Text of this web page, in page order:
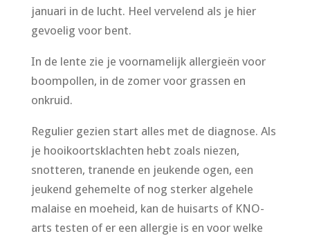
januari in de lucht. Heel vervelend als je hier
gevoelig voor bent.
In de lente zie je voornamelijk allergieën voor
boompollen, in de zomer voor grassen en
onkruid.
Regulier gezien start alles met de diagnose. Als
je hooikoortsklachten hebt zoals niezen,
snotteren, tranende en jeukende ogen, een
jeukend gehemelte of nog sterker algehele
malaise en moeheid, kan de huisarts of KNO-
arts testen of er een allergie is en voor welke